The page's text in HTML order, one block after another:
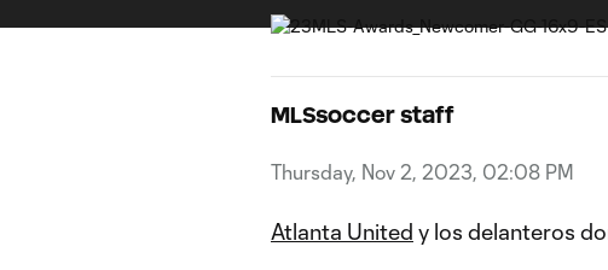
MLSsoccer staff
Thursday, Nov 2, 2023, 02:08 PM
Atlanta United y los delanteros